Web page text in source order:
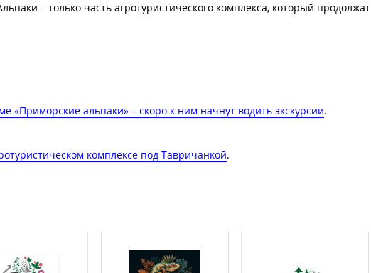
– только часть агротуристического комплекса, который продолжат
«Приморские альпаки» – скоро к ним начнут водить экскурсии.
комплексе под Тавричанкой.